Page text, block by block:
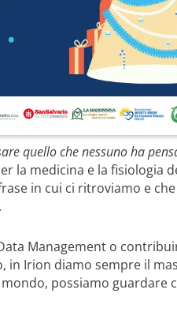
quello che nessuno ha
la medicina e la fisiologia
in cui ci ritroviamo e
Management o
Irion diamo sempre il
possiamo guardare